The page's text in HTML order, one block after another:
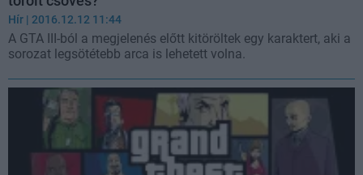
Hír | 2016.12.12 11:44
A GTA III-ból a megjelenés előtt kitöröltek egy karaktert, aki a
sorozat legsötétebb arca is lehetett volna.